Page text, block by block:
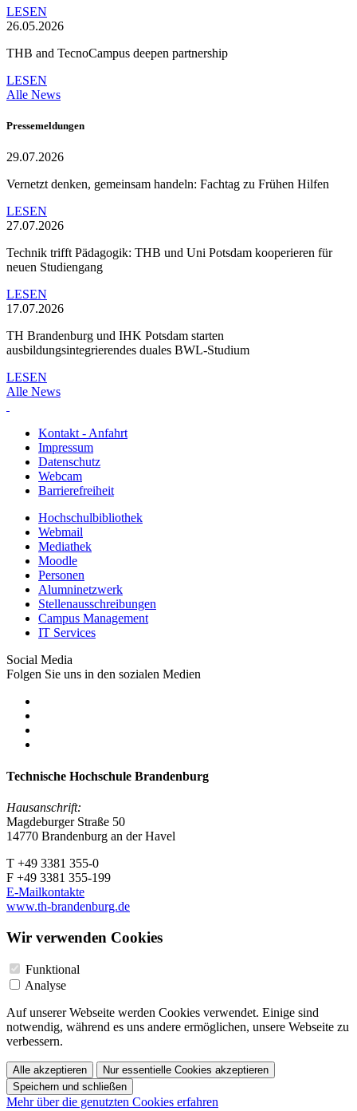
LESEN
26.05.2026
THB and TecnoCampus deepen partnership
LESEN
Alle News
Pressemeldungen
29.07.2026
Vernetzt denken, gemeinsam handeln: Fachtag zu Frühen Hilfen
LESEN
27.07.2026
Technik trifft Pädagogik: THB und Uni Potsdam kooperieren für
neuen Studiengang
LESEN
17.07.2026
TH Brandenburg und IHK Potsdam starten
ausbildungsintegrierendes duales BWL-Studium
LESEN
Alle News
Kontakt - Anfahrt
Impressum
Datenschutz
Webcam
Barrierefreiheit
Hochschulbibliothek
Webmail
Mediathek
Moodle
Personen
Alumninetzwerk
Stellenausschreibungen
Campus Management
IT Services
Social Media
Folgen Sie uns in den sozialen Medien
Technische Hochschule Brandenburg
Hausanschrift:
Magdeburger Straße 50
14770 Brandenburg an der Havel
T +49 3381 355-0
F +49 3381 355-199
E-Mailkontakte
www.th-brandenburg.de
Wir verwenden Cookies
Funktional
Analyse
Auf unserer Webseite werden Cookies verwendet. Einige sind
notwendig, während es uns andere ermöglichen, unsere Webseite zu
verbessern.
Alle akzeptieren
Nur essentielle Cookies akzeptieren
Speichern und schließen
Mehr über die genutzten Cookies erfahren